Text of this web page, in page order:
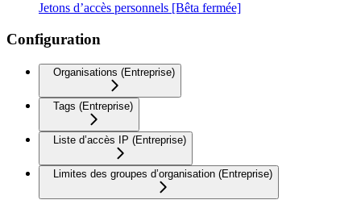
Jetons d’accès personnels [Bêta fermée]
Configuration
Organisations (Entreprise)
Tags (Entreprise)
Liste d’accès IP (Entreprise)
Limites des groupes d’organisation (Entreprise)